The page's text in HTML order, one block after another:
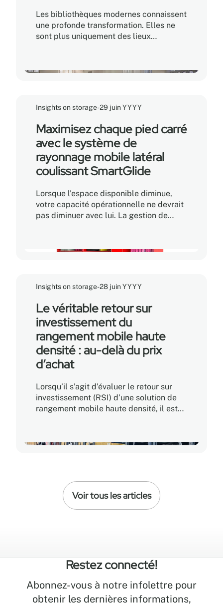
Les bibliothèques modernes connaissent
une profonde transformation. Elles ne
sont plus uniquement des lieux
carrefours communautaires, des
numérique. Pour les gestionnaires de
bibliothèques et les responsables des
installations, cette évolution soulève un
défi bien réel : comment agrandir les
espaces destinés aux activités
communautaires sans compromettre
l'intégrité des collections physiques?
Insights on storage-29 juin YYYY
Maximisez chaque pied carré
avec le système de
rayonnage mobile latéral
coulissant SmartGlide
Lorsque l'espace disponible diminue,
votre capacité opérationnelle ne devrait
pas diminuer avec lui. La gestion de
spécialisés et d'inventaire essentiel dans
plus assez de place. Le problème n'est
généralement pas le manque de
superficie, mais la façon dont l'espace
est aménagé et utilisé.
Insights on storage-28 juin YYYY
Le véritable retour sur
investissement du
rangement mobile haute
densité : au-delà du prix
d’achat
Lorsqu’il s’agit d’évaluer le retour sur
investissement (RSI) d’une solution de
rangement mobile haute densité, il est
vers la rentabilité. En réalité, le véritable
mais aussi de l’efficacité opérationnelle,
de la durabilité et de l’évolutivité à long
Voir tous les articles
Restez connecté!
Abonnez-vous à notre infolettre pour
obtenir les dernières informations,